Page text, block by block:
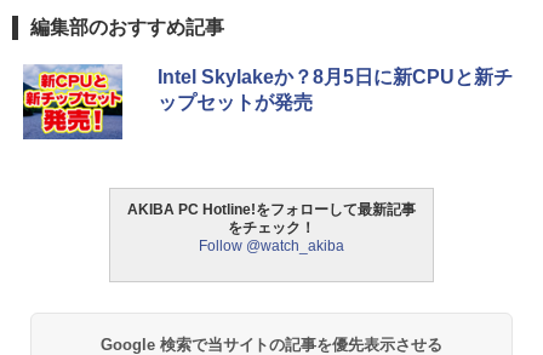
編集部のおすすめ記事
Intel Skylakeか？8月5日に新CPUと新チ
ップセットが発売
AKIBA PC Hotline!をフォローして最新記事
をチェック！
Follow @watch_akiba
Google 検索で当サイトの記事を優先表示させる